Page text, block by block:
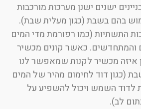
ישנים ישנן מערכות מורכבות
בהם בשבת (כגון מעלית שבת).
התשתיות (כמו רפורמת מדי המים
והמתחדשים. כאשר קונים מכשיר
איזה מכשיר לקנות שמאפשר לנו
(כגון דוד לחימום מהיר של המים
לדוד השמש ויכול להשפיע על
לב).